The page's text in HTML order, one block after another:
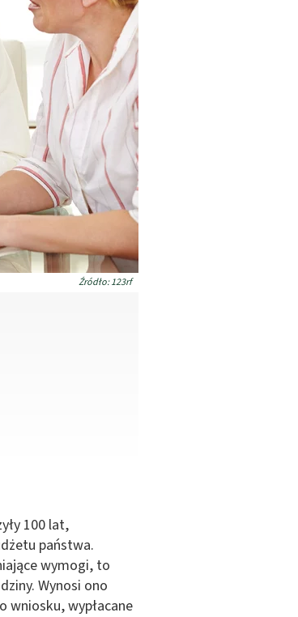
Źródło: 123rf
100 lat,
państwa.
wymogi, to
Wynosi ono
wniosku, wypłacane